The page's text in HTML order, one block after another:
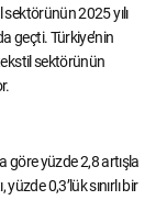
2025 yılı
geçti. Türkiye’nin
sektörünün
göre yüzde 2,8 artışla
0,3’lük sınırlı bir